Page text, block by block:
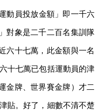
動員投放金額」即一千六
對象是二千二百名集訓隊
六十七萬，此金額與一名
十七萬已包括運動員的津
金牌、世界賽金牌）才二
貼。好了，細數不清不楚